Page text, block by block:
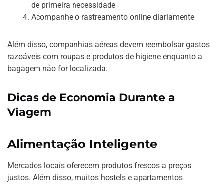
de primeira necessidade
Acompanhe o rastreamento online diariamente
Além disso, companhias aéreas devem reembolsar gastos
razoáveis com roupas e produtos de higiene enquanto a
bagagem não for localizada.
Dicas de Economia Durante a
Viagem
Alimentação Inteligente
Mercados locais oferecem produtos frescos a preços
justos. Além disso, muitos hostels e apartamentos